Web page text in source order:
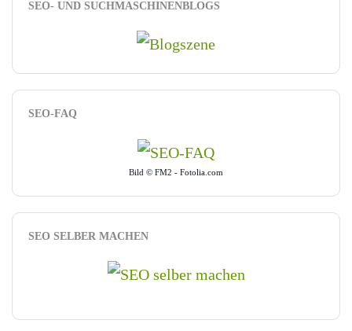
SEO- UND SUCHMASCHINENBLOGS
SEO-FAQ
Bild © FM2 - Fotolia.com
SEO SELBER MACHEN